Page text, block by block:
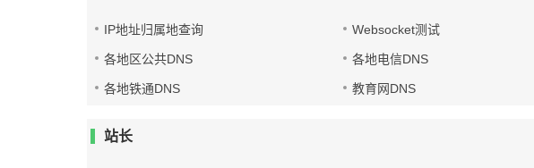
IP地址归属地查询 Websocket测试
各地区公共DNS 各地电信DNS
各地铁通DNS 教育网DNS
站长